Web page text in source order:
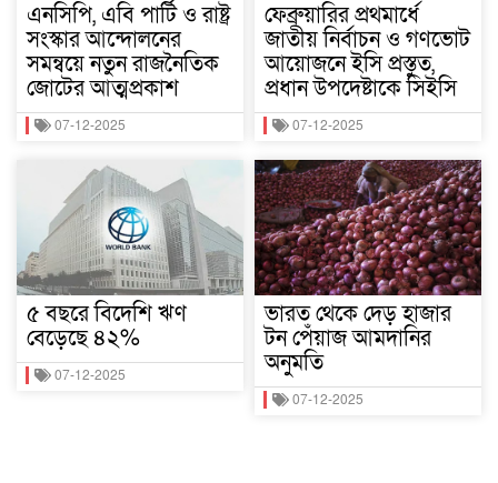
এনসিপি, এবি পার্টি ও রাষ্ট্র
সংস্কার আন্দোলনের
সমন্বয়ে নতুন রাজনৈতিক
জোটের আত্মপ্রকাশ
07-12-2025
৫ বছরে বিদেশি ঋণ
বেড়েছে ৪২%
07-12-2025
ফেব্রুয়ারির প্রথমার্ধে
জাতীয় নির্বাচন ও গণভোট
আয়োজনে ইসি প্রস্তুত,
প্রধান উপদেষ্টাকে সিইসি
07-12-2025
ভারত থেকে দেড় হাজার
টন পেঁয়াজ আমদানির
অনুমতি
07-12-2025